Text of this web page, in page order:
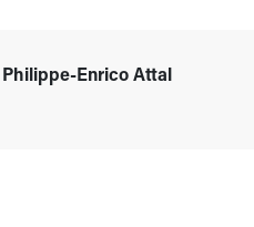
Philippe-Enrico Attal